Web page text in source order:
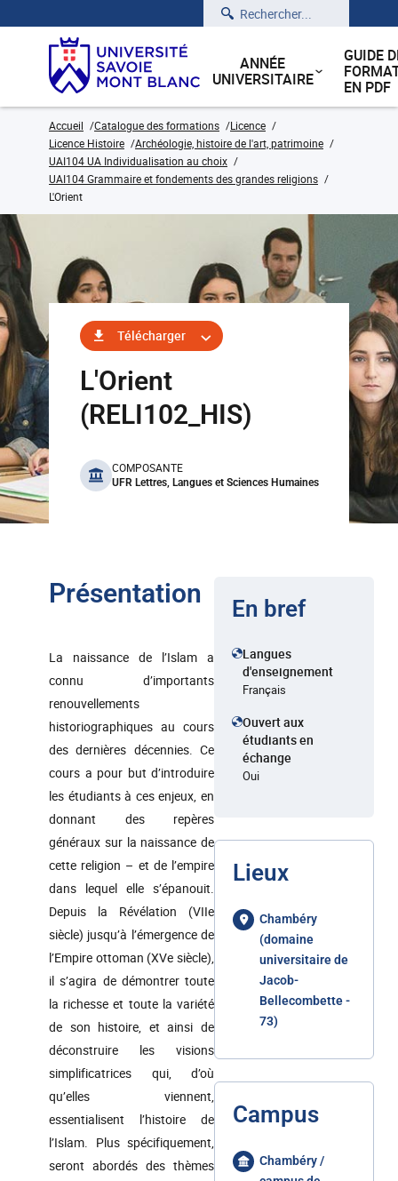
Rechercher
ANNÉE
UNIVERSITAIRE
GUIDE
EN PDF
Accueil Catalogue des formations
Licence
Licence Histoire
Archéologie, histoire de l'art, patrimoine
UAI104 UA Individualisation au choix
UAI104 Grammaire et fondements des grandes religions
L'Orient
Télécharger
L'Orient
(RELI102_HIS)
benefits
COMPOSANTE
UFR Lettres, Langues et Sciences Humaines
Présentation
La naissance de l’Islam a
connu d’importants
renouvellements
historiographiques au cours
des dernières décennies. Ce
cours a pour but d’introduire
les étudiants à ces enjeux, en
donnant des repères
généraux sur la naissance de
cette religion – et de l’empire
dans lequel elle s’épanouit.
Depuis la Révélation (VIIe
siècle) jusqu’à l’émergence de
l’Empire ottoman (XVe siècle),
il s’agira de démontrer toute
la richesse et toute la variété
de son histoire, et ainsi de
déconstruire les visions
simplificatrices qui, d’où
qu’elles viennent,
essentialisent l’histoire de
l’Islam. Plus spécifiquement,
seront abordés des thèmes
En bref
Langues
d'enseignement
Français
Ouvert aux
étudiants en
échange
Oui
Lieux
Chambéry
(domaine
universitaire de
Jacob-
Bellecombette -
73)
Campus
Chambéry /